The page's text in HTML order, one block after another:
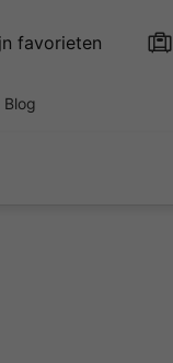
favorieten
Blog